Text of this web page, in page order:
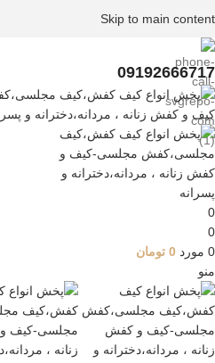
Skip to main content
09192666717
0
0
0 مورد 0 تومان
منو